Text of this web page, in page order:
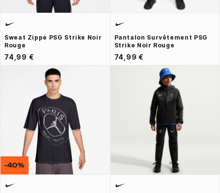
Sweat Zippé PSG Strike Noir
Rouge
74,99 €
Pantalon Survêtement PSG
Strike Noir Rouge
74,99 €
-40%